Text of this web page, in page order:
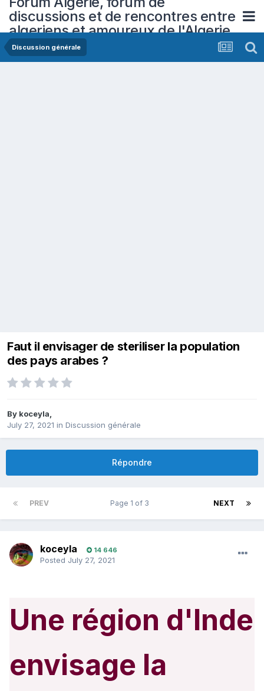
discussions et de rencontres entre
algeriens et amoureux de l'Algerie
Discussion générale
Faut il envisager de steriliser la population
des pays arabes ?
By koceyla,
July 27, 2021 in Discussion générale
Répondre
PREV NEXT
Page 1 of 3
koceyla 14 646
Posted July 27, 2021
Une région d'Inde
envisage la